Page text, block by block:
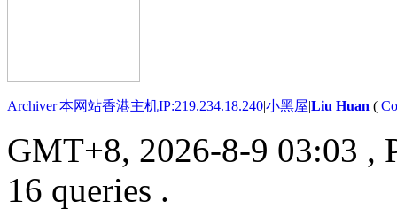
Archiver|本网站香港主机IP:219.234.18.240|小黑屋|Liu Huan (
GMT+8, 2026-8-9 03:03 ,
16 queries .